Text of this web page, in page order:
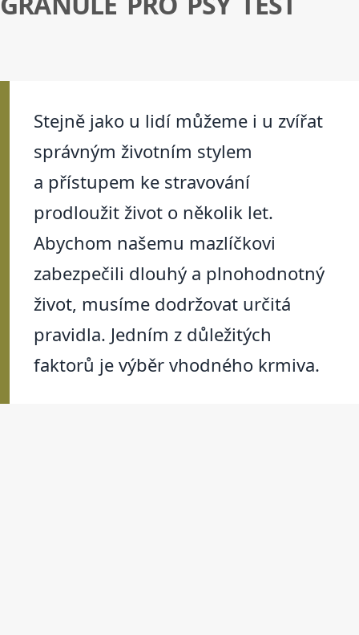
Stejně jako u lidí můžeme i u zvířat
správným životním stylem
a přístupem ke stravování
prodloužit život o několik let.
Abychom našemu mazlíčkovi
zabezpečili dlouhý a plnohodnotný
život, musíme dodržovat určitá
pravidla. Jedním z důležitých
faktorů je výběr vhodného krmiva.